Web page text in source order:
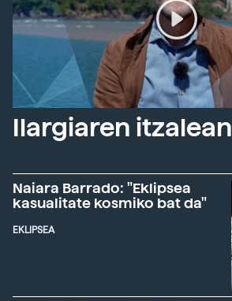
Ilargiaren itzalean
Naiara Barrado: "Eklipsea
kasualitate kosmiko bat da"
EKLIPSEA